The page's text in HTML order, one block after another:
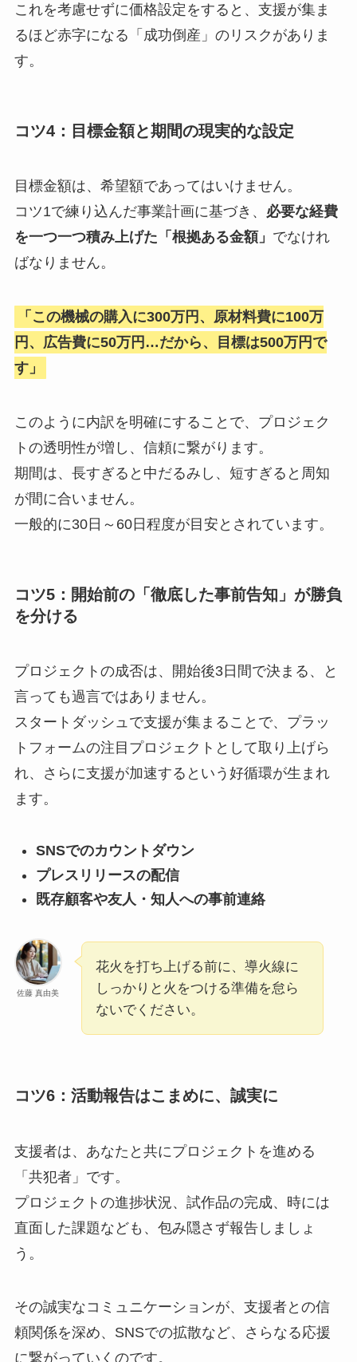
これを考慮せずに価格設定をすると、支援が集ま
るほど赤字になる「成功倒産」のリスクがありま
す。
コツ4：目標金額と期間の現実的な設定
目標金額は、希望額であってはいけません。
コツ1で練り込んだ事業計画に基づき、 必要な経費
を一つ一つ積み上げた「根拠ある金額」 でなけれ
ばなりません。
「この機械の購入に300万円、原材料費に100万
円、広告費に50万円…だから、目標は500万円で
す」
このように内訳を明確にすることで、プロジェク
トの透明性が増し、信頼に繋がります。
期間は、長すぎると中だるみし、短すぎると周知
が間に合いません。
一般的に30日～60日程度が目安とされています。
コツ5：開始前の「徹底した事前告知」が勝負
を分ける
プロジェクトの成否は、開始後3日間で決まる、と
言っても過言ではありません。
スタートダッシュで支援が集まることで、プラッ
トフォームの注目プロジェクトとして取り上げら
れ、さらに支援が加速するという好循環が生まれ
ます。
SNSでのカウントダウン
プレスリリースの配信
既存顧客や友人・知人への事前連絡
佐藤 真由美
花火を打ち上げる前に、導火線に
しっかりと火をつける準備を怠ら
ないでください。
コツ6：活動報告はこまめに、誠実に
支援者は、あなたと共にプロジェクトを進める
「共犯者」です。
プロジェクトの進捗状況、試作品の完成、時には
直面した課題なども、包み隠さず報告しましょ
う。
その誠実なコミュニケーションが、支援者との信
頼関係を深め、SNSでの拡散など、さらなる応援
に繋がっていくのです。